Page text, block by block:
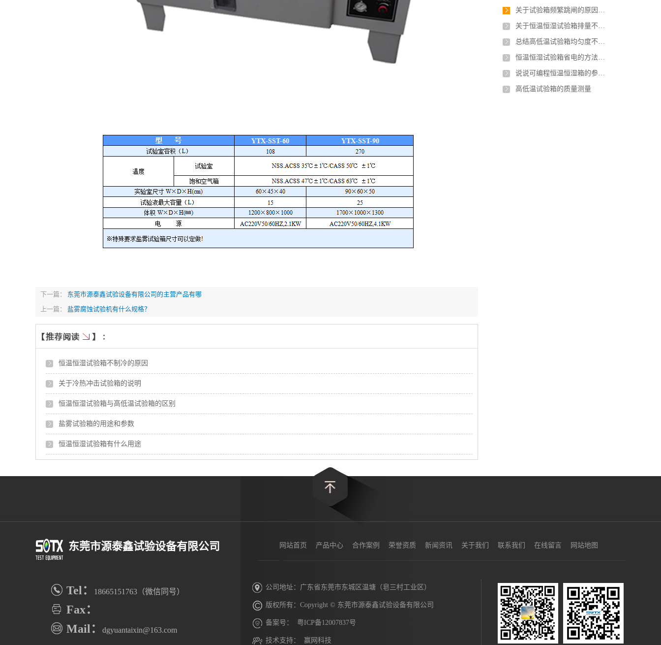
下一篇：
东莞市源泰鑫试验设备有限公司的主营产品有哪
上一篇： 盐雾腐蚀试验机有什么规格？
恒温恒湿试验箱不制冷的原因
关于冷热冲击试验箱的说明
恒温恒湿试验箱与高低温试验箱的区别
盐雾试验箱的用途和参数
恒温恒湿试验箱有什么用途
关于试验箱频繁跳闸的原因，如何解决？
关于恒温恒湿试验箱排量不足有几点原因
总结高低温试验箱均匀度不稳定的原因是什么？
恒温恒湿试验箱省电的方法有哪些？
说说可编程恒温恒湿箱的参数及安装要求
高低温试验箱的质量测量
东莞市源泰鑫试验设备有限公司
Tel： 18665151763（微信同号）
Fax：
Mail：
dgyuantaixin@163.com
网站首页 产品中心 合作案例 荣誉资质 新闻资讯 关于我们 联系我们 在线留言 网站地图
公司地址：广东省东莞市东城区温塘（皂三村工业区）
版权所有：Copyright © 东莞市源泰鑫试验设备有限公司
备案号： 粤ICP备12007837号
技术支持： 赢网科技